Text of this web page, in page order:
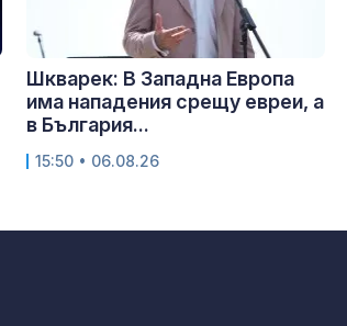
Шкварек: В Западна Европа
има нападения срещу евреи, а
в България...
15:50 • 06.08.26